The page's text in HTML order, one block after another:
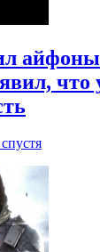
что